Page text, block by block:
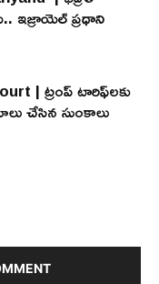
ఇజ్రాయెల్ ప్రధాని
| ట్రంప్ టారిఫ్‌లకు
చేసిన సుంకాలు